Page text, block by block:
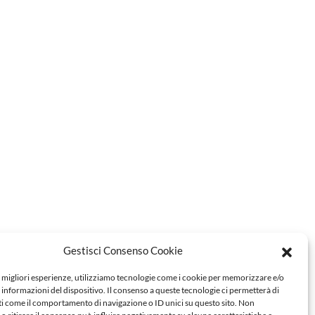
Gestisci Consenso Cookie
esperienze, utilizziamo tecnologie come i cookie per memorizzare e/o
informazioni del dispositivo. Il consenso a queste tecnologie ci permetterà di
come il comportamento di navigazione o ID unici su questo sito. Non